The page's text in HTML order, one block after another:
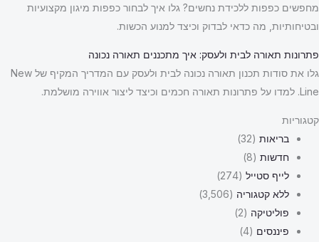
מחפשים כפפות ללכידת נחשים? גלו איך לבחור כפפות מיגון מקצועיות
ובטיחותיות, מה כדאי לבדוק וכיצד למנוע הכשות.
פתרונות תאורה לבית ולעסק: איך מתכננים תאורה נכונה
גלו את סודות תכנון תאורה נכונה לבית ולעסק עם המדריך המקיף של New
Line. למדו על פתרונות תאורה חכמים וכיצד ליצור אווירה מושלמת.
קטגוריות
בריאות (32)
חדשות (8)
לייף סטייל (274)
ללא קטגוריה (3,506)
פוליטיקה (2)
פיננסים (4)